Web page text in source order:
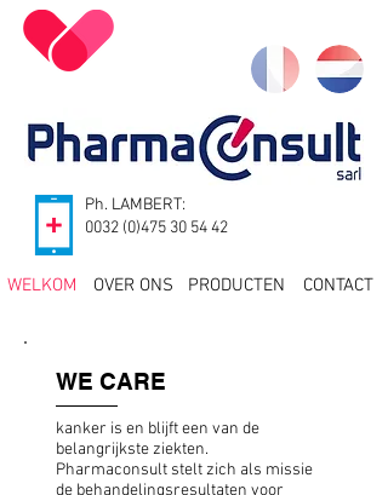
Ph. LAMBERT:
0032 (0)475 30 54 42
WELKOM OVER ONS PRODUCTEN CONTACT
WE CARE
kanker is en blijft een van de
belangrijkste ziekten.
Pharmaconsult stelt zich als missie
de behandelingsresultaten voor